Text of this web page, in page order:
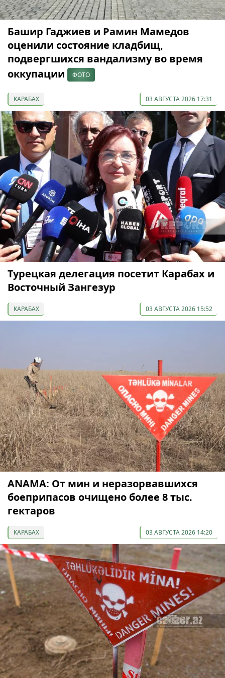
Башир Гаджиев и Рамин Мамедов
оценили состояние кладбищ,
подвергшихся вандализму во время
оккупации
ФОТО
КАРАБАХ 03 АВГУСТА 2026 17:31
Турецкая делегация посетит Карабах и
Восточный Зангезур
КАРАБАХ 03 АВГУСТА 2026 15:52
ANAMA: От мин и неразорвавшихся
боеприпасов очищено более 8 тыс.
гектаров
КАРАБАХ 03 АВГУСТА 2026 14:20